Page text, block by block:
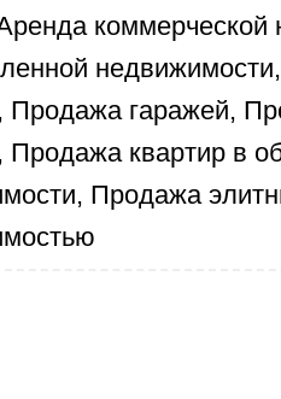
Продажа гаражей,
Продажа квартир в
Продажа